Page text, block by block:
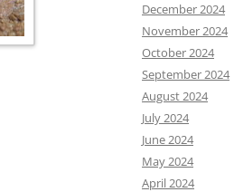
December 2024
November 2024
October 2024
September 2024
August 2024
July 2024
June 2024
May 2024
April 2024